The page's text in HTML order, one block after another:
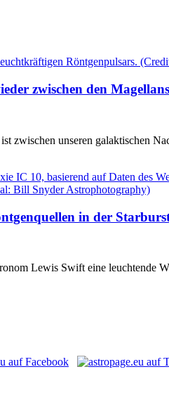
zwischen den
zwischen unseren galaktischen
in der
Lewis Swift eine leuchtende